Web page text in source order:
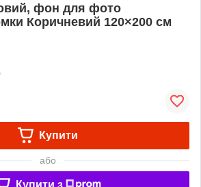
фон для фото
Коричневий 120×200 см
Купити
або
Купити з